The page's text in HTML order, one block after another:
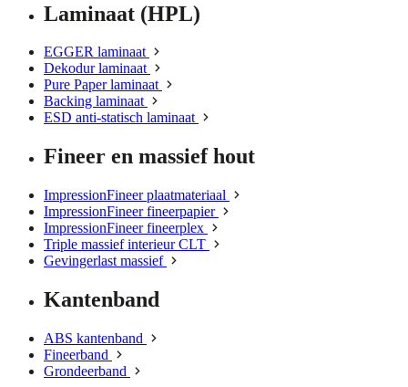
Laminaat (HPL)
EGGER laminaat
Dekodur laminaat
Pure Paper laminaat
Backing laminaat
ESD anti-statisch laminaat
Fineer en massief hout
ImpressionFineer plaatmateriaal
ImpressionFineer fineerpapier
ImpressionFineer fineerplex
Triple massief interieur CLT
Gevingerlast massief
Kantenband
ABS kantenband
Fineerband
Grondeerband